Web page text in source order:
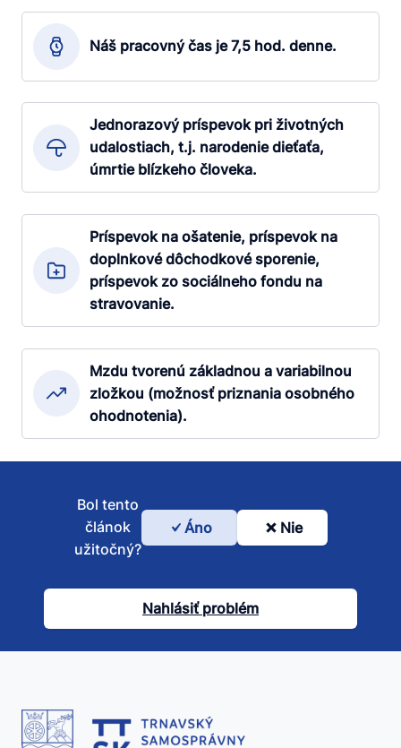
Náš pracovný čas je 7,5 hod. denne.
Jednorazový príspevok pri životných
udalostiach, t.j. narodenie dieťaťa,
úmrtie blízkeho človeka.
Príspevok na ošatenie, príspevok na
doplnkové dôchodkové sporenie,
príspevok zo sociálneho fondu na
stravovanie.
Mzdu tvorenú základnou a variabilnou
zložkou (možnosť priznania osobného
ohodnotenia).
Bol
článok
užitočný?
Bol tento
článok
užitočný?
Áno Nie
Nahlásiť problém